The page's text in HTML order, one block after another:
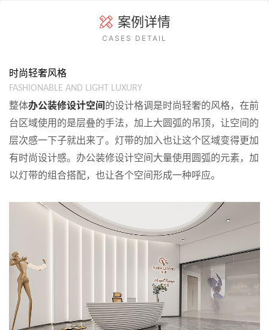
案例详情
CASES DETAIL
时尚轻奢风格
FASHIONABLE AND LIGHT LUXURY
整体办公装修设计空间的设计格调是时尚轻奢的风格，在前
台区域使用的是层叠的手法，加上大圆弧的吊顶，让空间的
层次感一下子就出来了。灯带的加入也让这个区域变得更加
有时尚设计感。办公装修设计空间大量使用圆弧的元素，加
以灯带的组合搭配，也让各个空间形成一种呼应。